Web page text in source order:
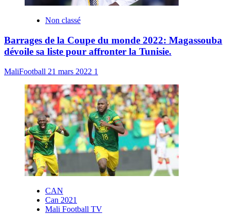
Non classé
Barrages de la Coupe du monde 2022: Magassouba
dévoile sa liste pour affronter la Tunisie.
MaliFootball 21 mars 2022 1
CAN
Can 2021
Mali Football TV